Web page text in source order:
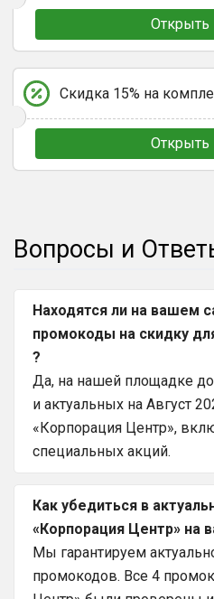
Открыть
Скидка 15% на
Открыть
Вопросы и
Находятся ли на вашем
промокоды на скидку
?
Да, на нашей площадке
и актуальных на Август
«Корпорация Центр»,
специальных акций.
Как убедиться в
«Корпорация Центр» на
Мы гарантируем
промокодов. Все 4